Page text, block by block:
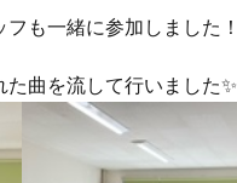
も一緒に参加しました！
曲を流して行いました✨